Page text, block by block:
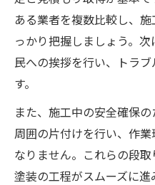
ある業者を複数比較し、
っかり把握しましょう。
民への挨拶を行い、トラ
す。
また、施工中の安全確保
周囲の片付けを行い、作
なりません。これらの段
塗装の工程がスムーズに